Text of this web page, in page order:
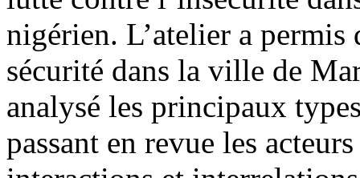
nigérien. L’atelier a permis
sécurité dans la ville de
analysé les principaux
passant en revue les